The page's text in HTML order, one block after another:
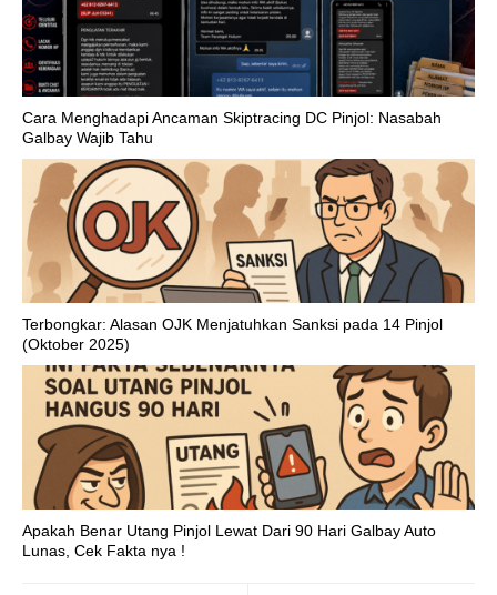
Cara Menghadapi Ancaman Skiptracing DC Pinjol: Nasabah
Galbay Wajib Tahu
Terbongkar: Alasan OJK Menjatuhkan Sanksi pada 14 Pinjol
(Oktober 2025)
Apakah Benar Utang Pinjol Lewat Dari 90 Hari Galbay Auto
Lunas, Cek Fakta nya !